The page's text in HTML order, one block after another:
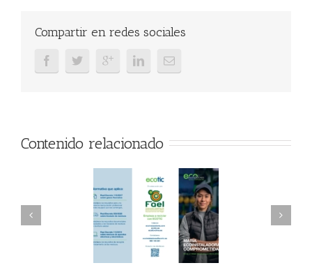
Compartir en redes sociales
Contenido relacionado
AAEL y
FAEL, Ecoasimelec y
Parque Joyero
Córdoba, colaboran